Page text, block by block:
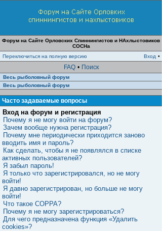
Форум на Сайте Орловских Спиннингистов и НАхлыстовиков
СОСНа
Переключиться на полную версию
Вход •
FAQ • Поиск
Весь рыболовный форум
Весь рыболовный форум
Часто задаваемые вопросы
Вход на форум и регистрация
Почему я не могу войти на форум?
Зачем вообще нужна регистрация?
Почему мне периодически приходится заново
вводить имя и пароль?
Как сделать, чтобы я не появлялся в списке
активных пользователей?
Я забыл пароль!
Я только что зарегистрировался, но не могу
войти!
Я давно зарегистрирован, но больше не могу
войти!
Что такое COPPA?
Почему я не могу зарегистрироваться?
Для чего предназначена функция «Удалить
cookies»?